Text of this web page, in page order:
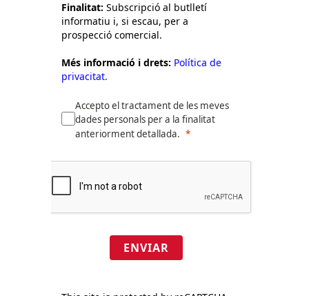
Finalitat: Subscripció al butlletí
informatiu i, si escau, per a
prospecció comercial.
Més informació i drets: Política de
privacitat.
Accepto el tractament de les meves
dades personals per a la finalitat
anteriorment detallada.
ENVIAR